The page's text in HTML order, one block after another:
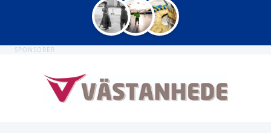
SPONSORER